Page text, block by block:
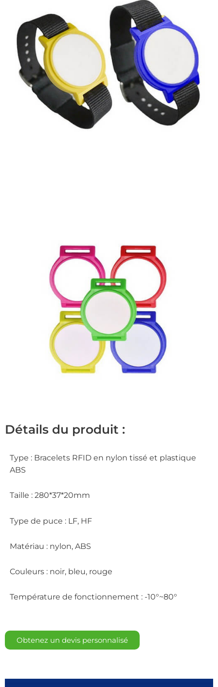
Détails du produit :
Type : Bracelets RFID en nylon tissé et plastique
ABS
Taille : 280*37*20mm
Type de puce : LF, HF
Matériau : nylon, ABS
Couleurs : noir, bleu, rouge
Température de fonctionnement : -10°~80°
Obtenez un devis personnalisé